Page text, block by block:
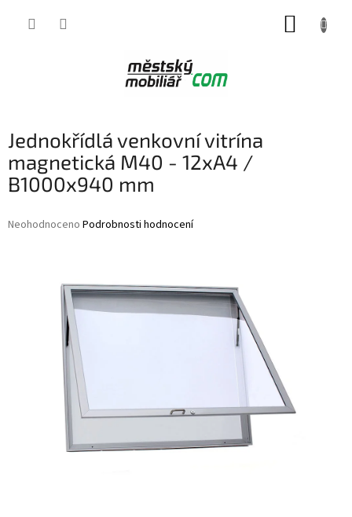
Jednokřídlá venkovní vitrína
magnetická M40 - 12xA4 /
B1000x940 mm
Průměrné
Neohodnoceno Podrobnosti hodnocení